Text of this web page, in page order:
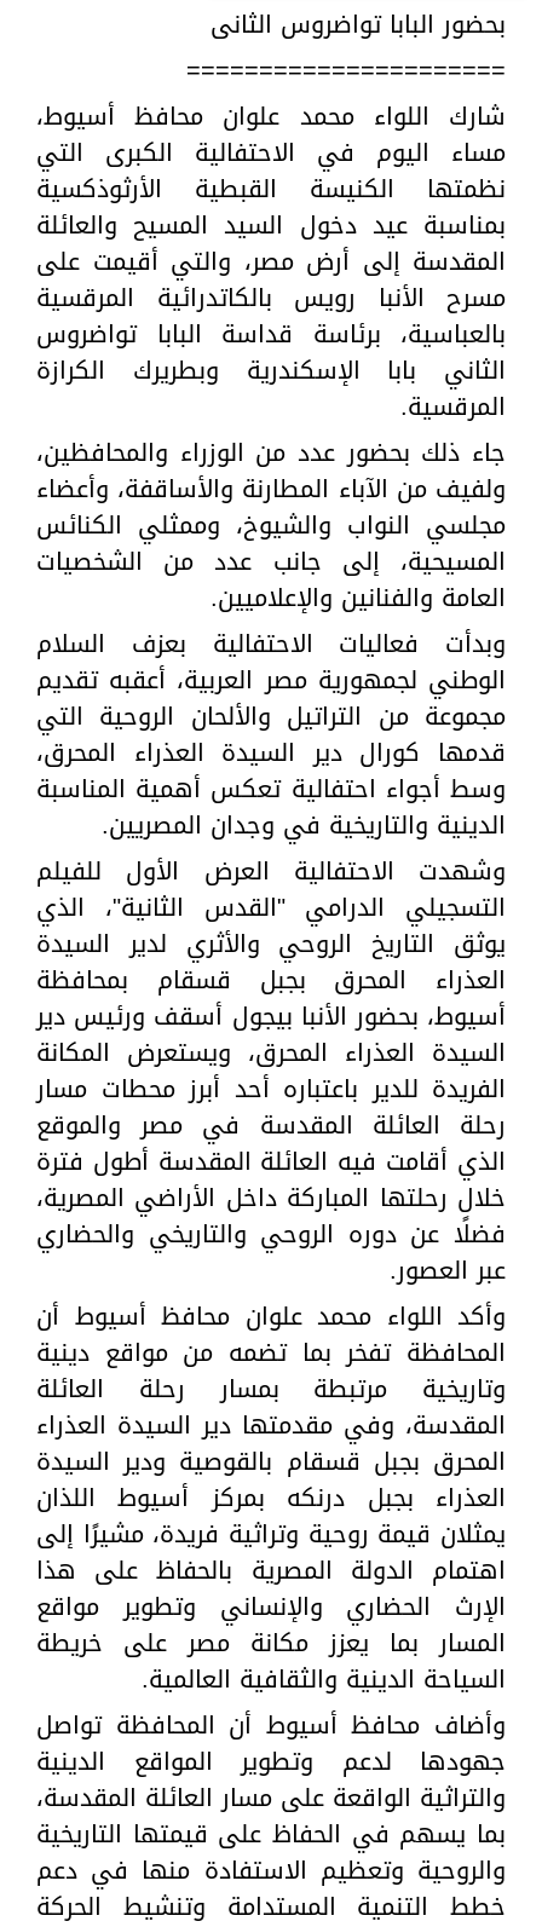
بحضور البابا تواضروس الثانى
======================
شارك اللواء محمد علوان محافظ أسيوط،
مساء اليوم في الاحتفالية الكبرى التي
نظمتها الكنيسة القبطية الأرثوذكسية
بمناسبة عيد دخول السيد المسيح والعائلة
المقدسة إلى أرض مصر، والتي أقيمت على
مسرح الأنبا رويس بالكاتدرائية المرقسية
بالعباسية، برئاسة قداسة البابا تواضروس
الثاني بابا الإسكندرية وبطريرك الكرازة
المرقسية.
جاء ذلك بحضور عدد من الوزراء والمحافظين،
ولفيف من الآباء المطارنة والأساقفة، وأعضاء
مجلسي النواب والشيوخ، وممثلي الكنائس
المسيحية، إلى جانب عدد من الشخصيات
العامة والفنانين والإعلاميين.
وبدأت فعاليات الاحتفالية بعزف السلام
الوطني لجمهورية مصر العربية، أعقبه تقديم
مجموعة من التراتيل والألحان الروحية التي
قدمها كورال دير السيدة العذراء المحرق،
وسط أجواء احتفالية تعكس أهمية المناسبة
الدينية والتاريخية في وجدان المصريين.
وشهدت الاحتفالية العرض الأول للفيلم
التسجيلي الدرامي "القدس الثانية"، الذي
يوثق التاريخ الروحي والأثري لدير السيدة
العذراء المحرق بجبل قسقام بمحافظة
أسيوط، بحضور الأنبا بيجول أسقف ورئيس دير
السيدة العذراء المحرق، ويستعرض المكانة
الفريدة للدير باعتباره أحد أبرز محطات مسار
رحلة العائلة المقدسة في مصر والموقع
الذي أقامت فيه العائلة المقدسة أطول فترة
خلال رحلتها المباركة داخل الأراضي المصرية،
فضلًا عن دوره الروحي والتاريخي والحضاري
عبر العصور.
وأكد اللواء محمد علوان محافظ أسيوط أن
المحافظة تفخر بما تضمه من مواقع دينية
وتاريخية مرتبطة بمسار رحلة العائلة
المقدسة، وفي مقدمتها دير السيدة العذراء
المحرق بجبل قسقام بالقوصية ودير السيدة
العذراء بجبل درنكه بمركز أسيوط اللذان
يمثلان قيمة روحية وتراثية فريدة، مشيرًا إلى
اهتمام الدولة المصرية بالحفاظ على هذا
الإرث الحضاري والإنساني وتطوير مواقع
المسار بما يعزز مكانة مصر على خريطة
السياحة الدينية والثقافية العالمية.
وأضاف محافظ أسيوط أن المحافظة تواصل
جهودها لدعم وتطوير المواقع الدينية
والتراثية الواقعة على مسار العائلة المقدسة،
بما يسهم في الحفاظ على قيمتها التاريخية
والروحية وتعظيم الاستفادة منها في دعم
خطط التنمية المستدامة وتنشيط الحركة